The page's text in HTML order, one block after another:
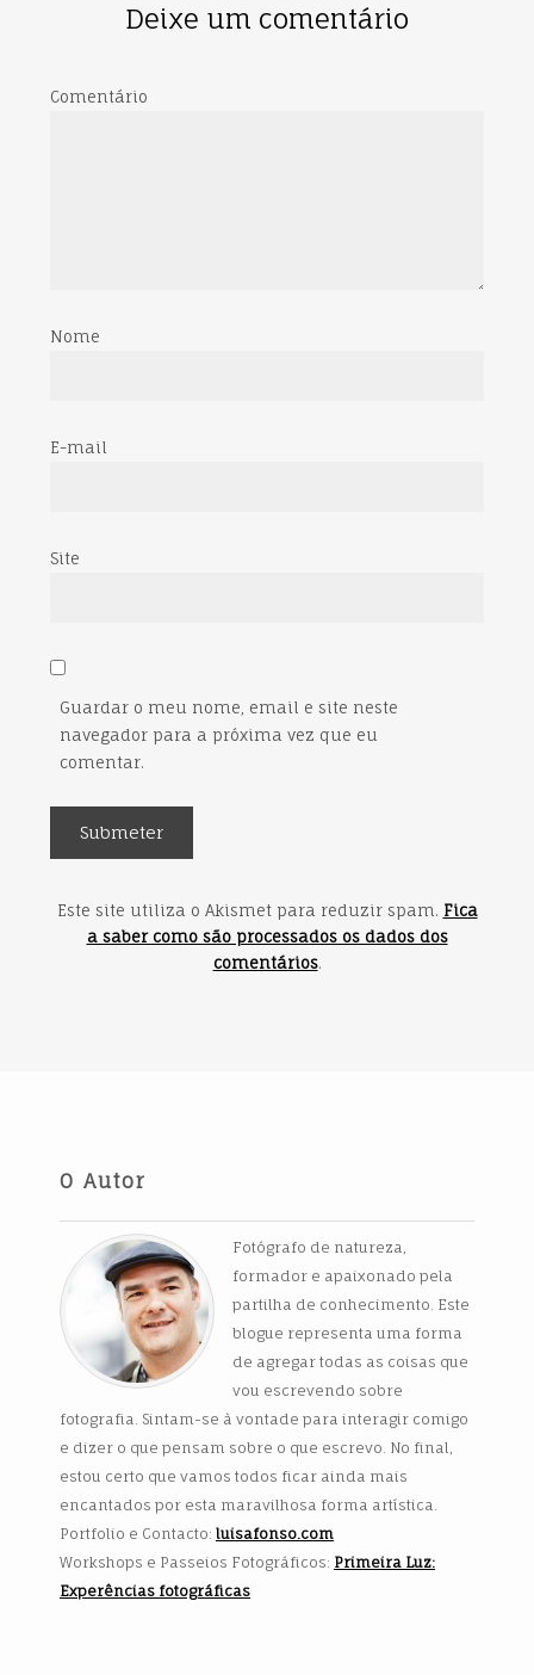
Deixe um comentário
Comentário
Nome
E-mail
Site
Guardar o meu nome, email e site neste
navegador para a próxima vez que eu
comentar.
Este site utiliza o Akismet para reduzir spam. Fica
a saber como são processados os dados dos
comentários.
O Autor
Fotógrafo de natureza,
formador e apaixonado pela
partilha de conhecimento. Este
blogue representa uma forma
de agregar todas as coisas que
vou escrevendo sobre
fotografia. Sintam-se à vontade para interagir comigo
e dizer o que pensam sobre o que escrevo. No final,
estou certo que vamos todos ficar ainda mais
encantados por esta maravilhosa forma artística.
Portfolio e Contacto: luisafonso.com
Workshops e Passeios Fotográficos: Primeira Luz:
Experências fotográficas